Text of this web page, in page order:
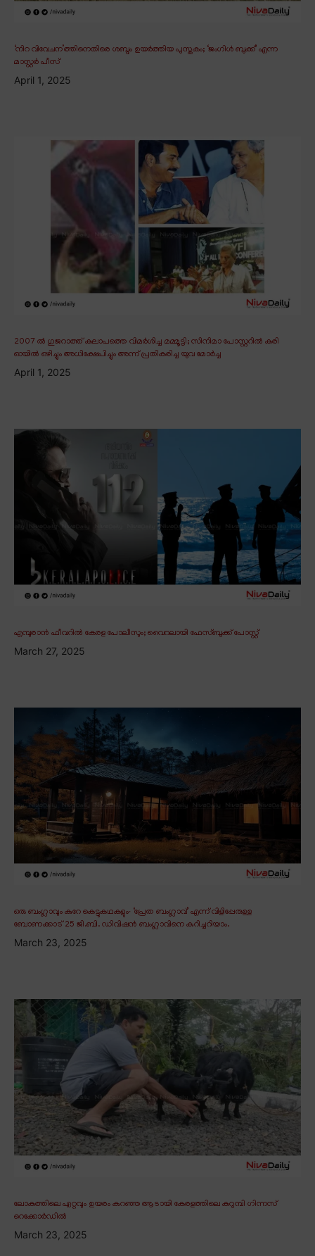
‘നിറ വിവേചന’ത്തിനെതിരെ ശബ്ദം ഉയർത്തിയ പുസ്തകം; ‘ജംഗിൾ ബുക്ക്’ എന്ന
മാസ്റ്റർ പീസ്
April 1, 2025
2007 ൽ ഗുജറാത്ത് കലാപത്തെ വിമർശിച്ച മമ്മൂട്ടി; സിനിമാ പോസ്റ്ററിൽ കരി
ഓയിൽ ഒഴിച്ചും അധിക്ഷേപിച്ചും അന്ന് പ്രതികരിച്ച യുവ മോർച്ച
April 1, 2025
എമ്പുരാൻ ഫീവറിൽ കേരള പോലീസും; വൈറലായി ഫേസ്ബുക്ക് പോസ്റ്റ്
March 27, 2025
ഒരു ബംഗ്ലാവും കുറേ കെട്ടുകഥകളും∙ ‘പ്രേത ബംഗ്ലാവ്’ എന്ന് വിളിപ്പേരുള്ള
ബോണക്കാട് 25 ജി.ബി. ഡിവിഷൻ ബംഗ്ലാവിനെ കുറിച്ചറിയാം.
March 23, 2025
ലോകത്തിലെ ഏറ്റവും ഉയരം കുറഞ്ഞ ആടായി കേരളത്തിലെ കറുമ്പി ഗിന്നസ്
റെക്കോർഡിൽ
March 23, 2025